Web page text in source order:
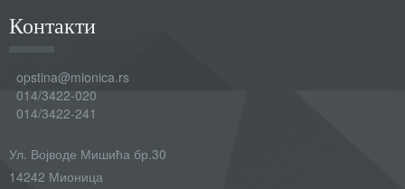
Контакти
opstina@mionica.rs
014/3422-020
014/3422-241
Ул. Војводе Мишића бр.30
14242 Мионица